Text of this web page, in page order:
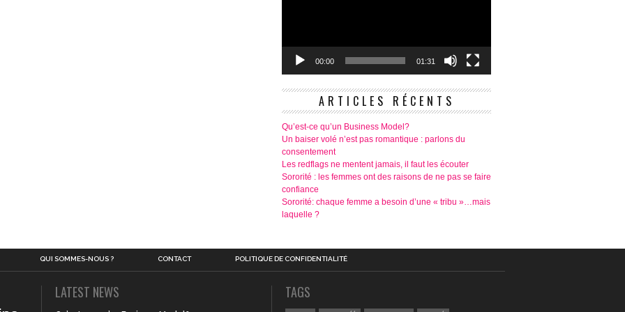
00:00 01:31
ARTICLES RÉCENTS
Qu’est-ce qu’un Business Model?
Un baiser volé n’est pas romantique : parlons du
consentement
Les redflags ne mentent jamais, il faut les écouter
Sororité : les femmes ont des raisons de ne pas se faire
confiance
Sororité: chaque femme a besoin d’une « tribu »…mais
laquelle ?
QUI SOMMES-NOUS ? CONTACT POLITIQUE DE CONFIDENTIALITÉ
LATEST NEWS TAGS